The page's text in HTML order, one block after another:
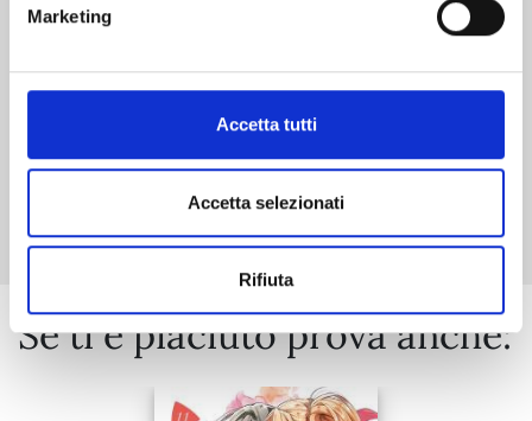
Marketing
Accetta tutti
Accetta selezionati
Rifiuta
Se ti è piaciuto prova anche: